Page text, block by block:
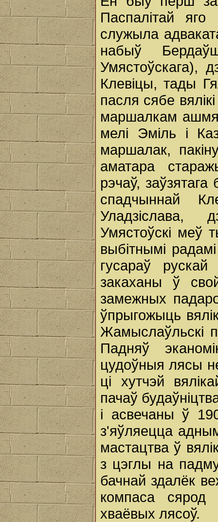
Паспалітай яго
служыла
набыў
Умястоўскага),
Клевіцы, тады
пасля сябе
маршалкам
мелі Эміль і
маршалак,
аматара
рэчаў,
спадчыннай
Уладзіслава,
Умястоўскі меў
выбітнымі
гусараў
закаханы ў
замежных
ўпрыгожыць
Жамыслаўльскі
Падняў
цудоўныя лясы
ці хутчэй
пачаў
і асвечаны ў
з'яўляецца
мастацтва ў
з цэглы на
бачнай здалёк
компаса сярод
хваёвых лясоў.